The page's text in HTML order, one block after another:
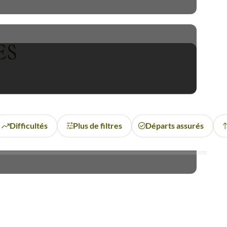
et les vestiges sont
exclusifs, à pied ou
clés pour comprendre ces
suivie d'un repas
par lesmontagnes
les différentes facettes de
niquer sur des plages
de rites dans les pagodes.
et de partage.
Difficultés Plus de filtres Départs assurés